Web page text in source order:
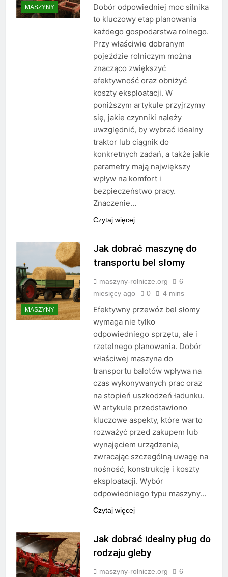
MASZYNY
Dobór odpowiedniej moc silnika
to kluczowy etap planowania
każdego gospodarstwa rolnego.
Przy właściwie dobranym
pojeździe rolniczym można
znacząco zwiększyć
efektywność oraz obniżyć
koszty eksploatacji. W
poniższym artykule przyjrzymy
się, jakie czynniki należy
uwzględnić, by wybrać idealny
traktor lub ciągnik do
konkretnych zadań, a także jakie
parametry mają największy
wpływ na komfort i
bezpieczeństwo pracy.
Znaczenie…
Czytaj więcej
MASZYNY
Jak dobrać maszynę do
transportu bel słomy
maszyny-rolnicze.org
6
miesięcy ago
0 4 mins
Efektywny przewóz bel słomy
wymaga nie tylko
odpowiedniego sprzętu, ale i
rzetelnego planowania. Dobór
właściwej maszyna do
transportu balotów wpływa na
czas wykonywanych prac oraz
na stopień uszkodzeń ładunku.
W artykule przedstawiono
kluczowe aspekty, które warto
rozważyć przed zakupem lub
wynajęciem urządzenia,
zwracając szczególną uwagę na
nośność, konstrukcję i koszty
eksploatacji. Wybór
odpowiedniego typu maszyny…
Czytaj więcej
Jak dobrać idealny pług do
rodzaju gleby
maszyny-rolnicze.org 6